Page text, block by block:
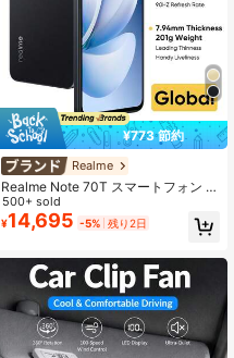
¥773 節約
Realme
Realme Note 70T スマートフォン 4
GB+64GB/4GB+128GB/4GB+256G
B グローバル版 4G LTE、Android 15
SIMフリー携帯電話、6000mAh大容
Hzスクリーン モバイルフォン プラ
スライト、15W急速充電、8コアチッ
プセット、アダプターなし、ベトナ
ムSIMロック
500+ sold
¥14,695 -5% 残り2日